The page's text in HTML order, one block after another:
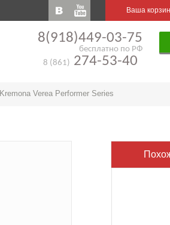
Ваша
8(918)449-03-75
бесплатно по РФ
8 (861) 274-53-40
Kremona Verea Performer Series